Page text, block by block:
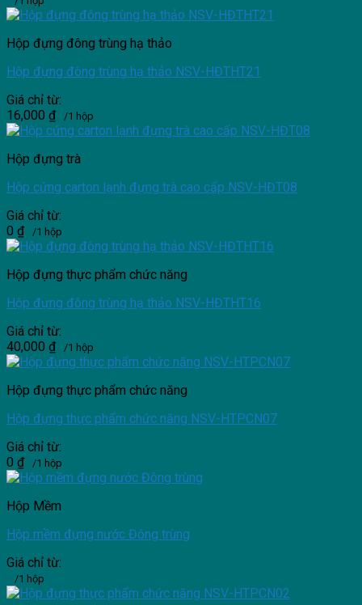
Hộp đựng đông trùng hạ thảo
Hộp đựng đông trùng hạ thảo NSV-HĐTHT21
Giá chỉ từ:
16,000 ₫ /1 hộp
Hộp đựng trà
Hộp cứng carton lạnh đựng trà cao cấp NSV-HĐT08
Giá chỉ từ:
0 ₫ /1 hộp
Hộp đựng thực phẩm chức năng
Hộp đựng đông trùng hạ thảo NSV-HĐTHT16
Giá chỉ từ:
40,000 ₫ /1 hộp
Hộp đựng thực phẩm chức năng
Hộp đựng thực phẩm chức năng NSV-HTPCN07
Giá chỉ từ:
0 ₫ /1 hộp
Hộp Mềm
Hộp mềm đựng nước Đông trùng
Giá chỉ từ:
/1 hộp